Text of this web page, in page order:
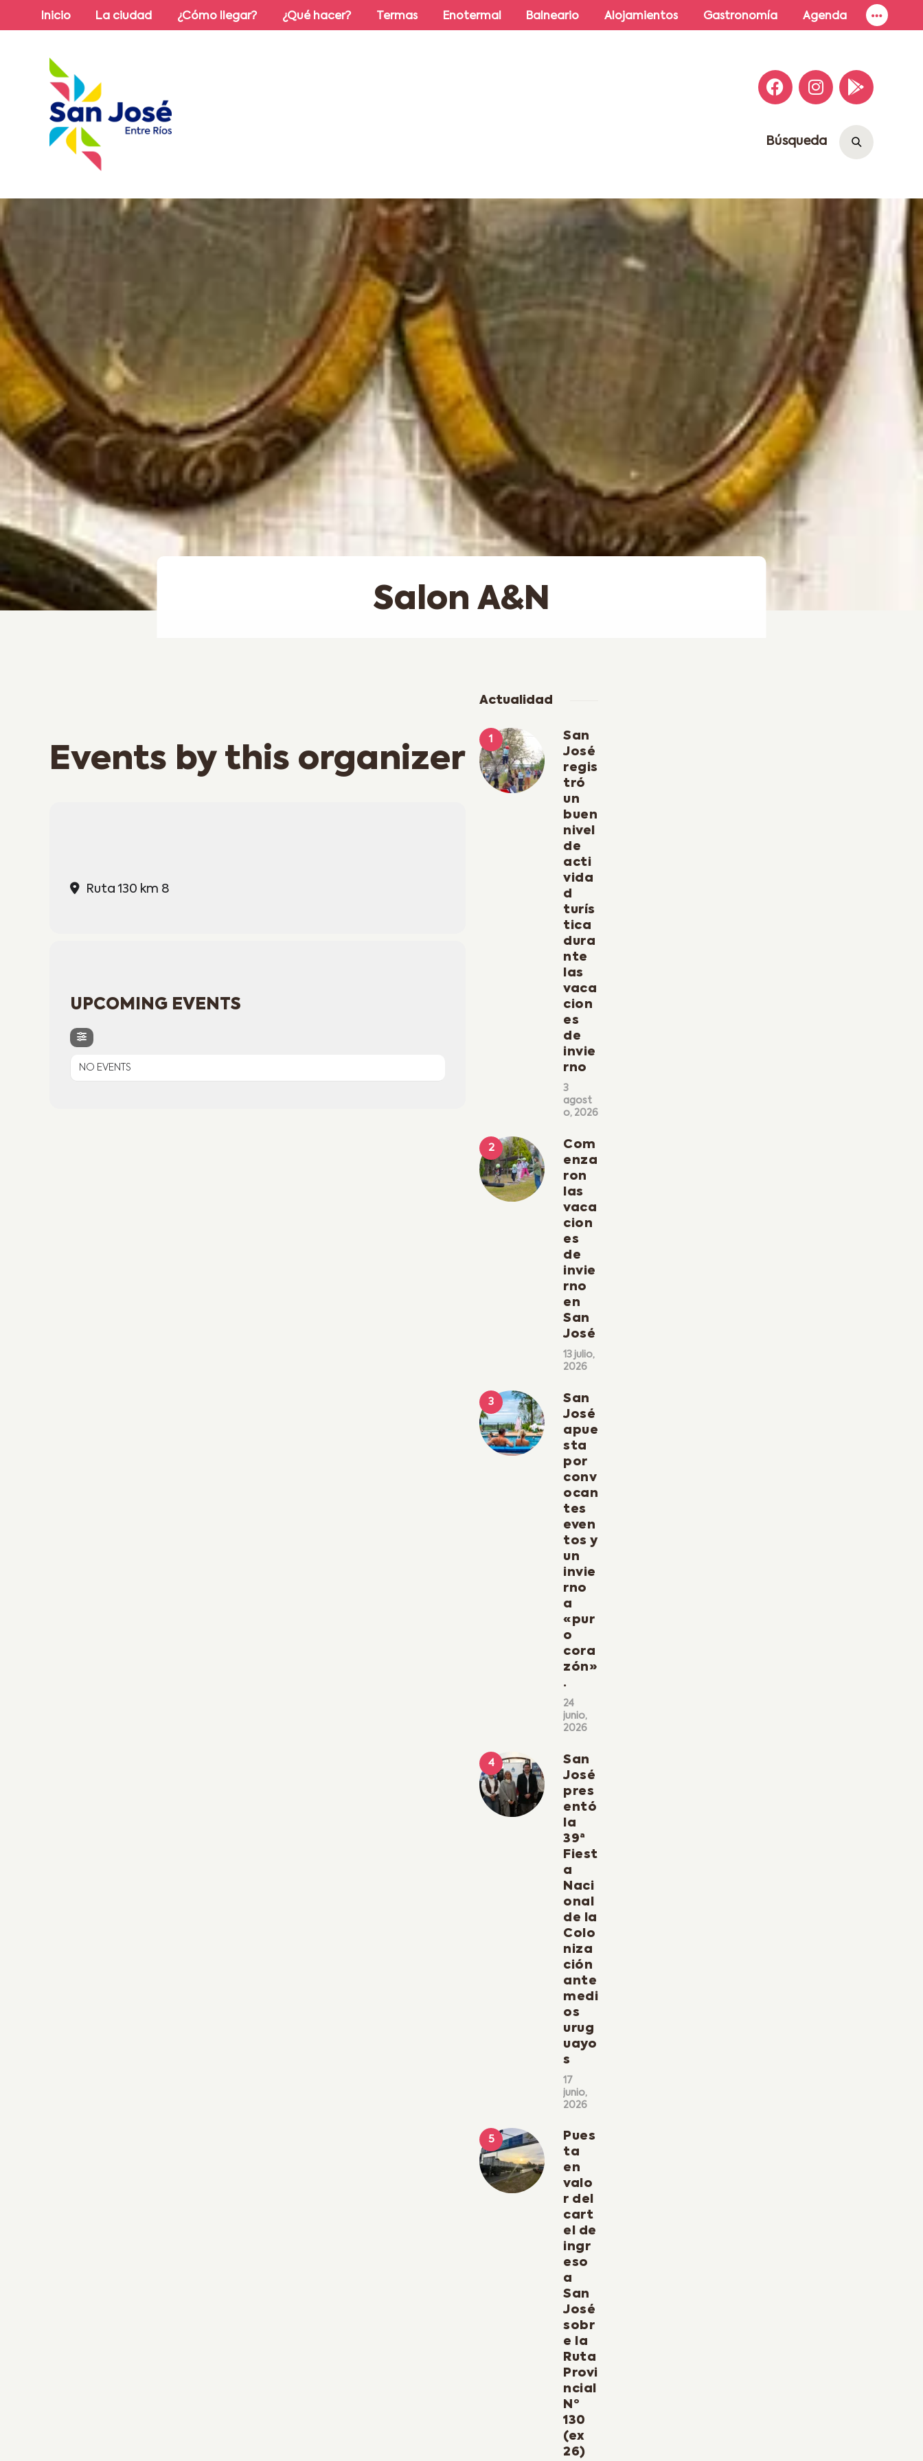
Inicio La ciudad ¿Cómo llegar? ¿Qué hacer? Termas Enotermal Balneario Alojamientos Gastronomía Agenda
Búsqueda
Salon A&N
Events by this organizer
Ruta 130 km 8
UPCOMING EVENTS
NO EVENTS
Actualidad
San
José
regis
tró
un
buen
nivel
de
acti
vida
d
turís
tica
dura
nte
las
vaca
cion
es
de
invie
rno
3
agost
o, 2026
Com
enza
ron
las
vaca
cion
es
de
invie
rno
en
San
José
13 julio,
2026
San
José
apue
sta
por
conv
ocan
tes
even
tos y
un
invie
rno
a
«pur
o
cora
zón»
.
24
junio,
2026
San
José
pres
entó
la
39ª
Fiest
a
Naci
onal
de la
Colo
niza
ción
ante
medi
os
urug
uayo
s
17
junio,
2026
Pues
ta
en
valo
r del
cart
el de
ingr
eso
a
San
José
sobr
e la
Ruta
Provi
ncial
Nº
130
(ex
26)